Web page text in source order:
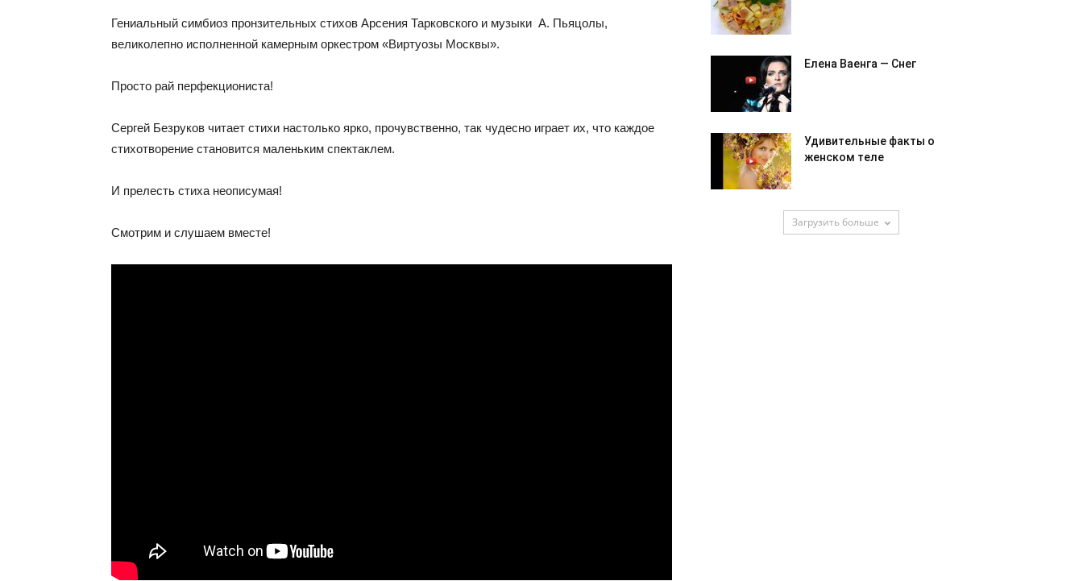
Гениальный симбиоз пронзительных стихов Арсения Тарковского и музыки А. Пьяцолы,
великолепно исполненной камерным оркестром «Виртуозы Москвы».
Просто рай перфекциониста!
Сергей Безруков читает стихи настолько ярко, прочувственно, так чудесно играет их, что каждое
стихотворение становится маленьким спектаклем.
И прелесть стиха неописумая!
Смотрим и слушаем вместе!
Елена Ваенга — Снег
Удивительные факты о
женском теле
Загрузить больше